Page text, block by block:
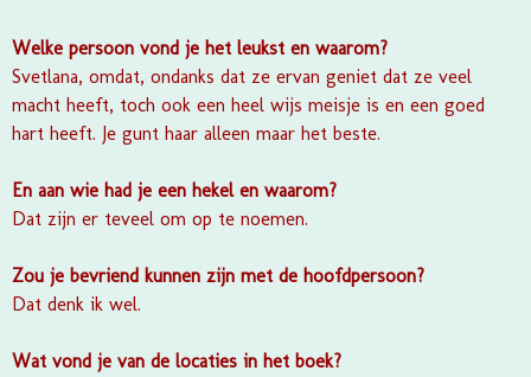
Welke persoon vond je het leukst en waarom?
Svetlana, omdat, ondanks dat ze ervan geniet dat ze veel
macht heeft, toch ook een heel wijs meisje is en een goed
hart heeft. Je gunt haar alleen maar het beste.
En aan wie had je een hekel en waarom?
Dat zijn er teveel om op te noemen.
Zou je bevriend kunnen zijn met de hoofdpersoon?
Dat denk ik wel.
Wat vond je van de locaties in het boek?